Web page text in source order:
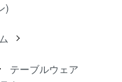
)
テーブルウェア